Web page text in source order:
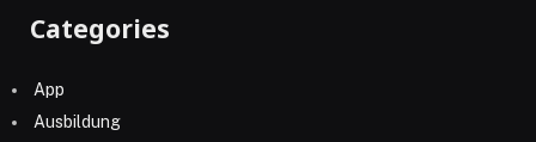
Categories
App
Ausbildung